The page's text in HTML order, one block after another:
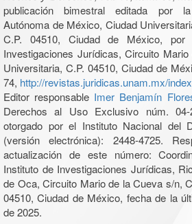
publicación bimestral editada por
Autónoma de México, Ciudad
C.P. 04510, Ciudad de México,
Investigaciones Jurídicas, Circuito
Universitaria, C.P. 04510, Ciudad de
74, http://revistas.juridicas.unam.mx/
Editor responsable Imer Benjamín
Derechos al Uso Exclusivo núm. 04-
otorgado por el Instituto Nacional del
(versión electrónica): 2448-4725.
actualización de este número:
Instituto de Investigaciones Jurídicas,
de Oca, Circuito Mario de la Cueva s/n,
04510, Ciudad de México, fecha de la
de 2025.